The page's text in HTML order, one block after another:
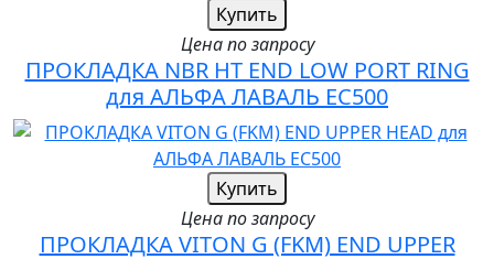
Купить
Цена по запросу
ПРОКЛАДКА NBR HT END LOW PORT RING
для АЛЬФА ЛАВАЛЬ EC500
Купить
Цена по запросу
ПРОКЛАДКА VITON G (FKM) END UPPER